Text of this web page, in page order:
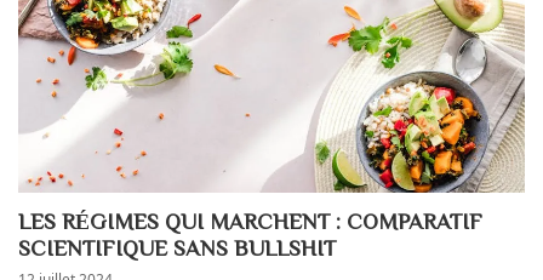
LES RÉGIMES QUI MARCHENT : COMPARATIF
SCIENTIFIQUE SANS BULLSHIT